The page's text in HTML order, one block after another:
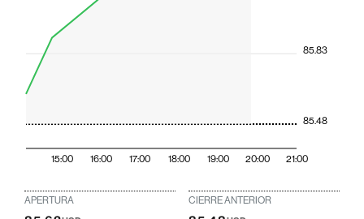
15:00 16:00 17:00 18:00 19:00 20:00 21:00
85.48
85.83
APERTURA CIERRE ANTERIOR